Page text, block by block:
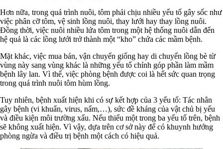
Hơn nữa, trong quá trình nuôi, tôm phải chịu nhiều yếu tố gây sốc như
việc phân cỡ tôm, vệ sinh lồng nuôi, thay lưới hay thay lồng nuôi.
Đồng thời, việc nuôi nhiều lứa tôm trong một hệ thống nuôi dẫn đến
hệ quả là các lồng lưới trở thành một “kho” chứa các mầm bệnh.
Mặt khác, việc mua bán, vận chuyển giống hay di chuyển lồng bè từ
vùng này sang vùng khác là những yếu tố chính góp phần làm mầm
bệnh lây lan. Vì thế, việc phòng bệnh được coi là hết sức quan trọng
trong quá trình nuôi tôm hùm lồng.
Tuy nhiên, bệnh xuất hiện khi có sự kết hợp của 3 yếu tố: Tác nhân
gây bệnh (vi khuẩn, virus, nấm,…), sức đề kháng của vật chủ bị yếu
và điều kiện môi trường xấu. Nếu thiếu một trong ba yếu tố trên, bệnh
sẽ không xuất hiện. Vì vậy, dựa trên cơ sở này để có khuynh hướng
phòng ngừa và điều trị bệnh một cách có hiệu quả.